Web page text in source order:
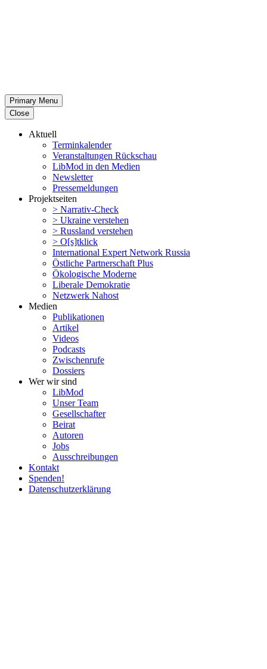
Primary Menu
Close
Aktuell
Termin­ka­lender
Veran­stal­tungen Rückschau
LibMod in den Medien
Newsletter
Presse­mel­dungen
Projekt­seiten
> Narrativ-Check
> Ukraine verstehen
> Russland verstehen
> O[s]tklick
Inter­na­tional Expert Network Russia
Östliche Partner­schaft Plus
Ökolo­gische Moderne
Liberale Demokratie
Netzwerk Nahost
Medien
Publi­ka­tionen
Artikel
Videos
Podcasts
Zwischenrufe
Dossiers
Wer wir sind
LibMod
Unser Team
Gesell­schafter
Beirat
Autoren
Jobs
Ausschrei­bungen
Kontakt
Spenden!
Daten­schutz­er­klärung